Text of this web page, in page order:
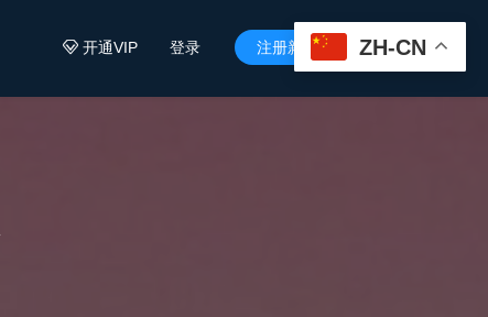
开通VIP 登录 注册新用户 
ZH-CN